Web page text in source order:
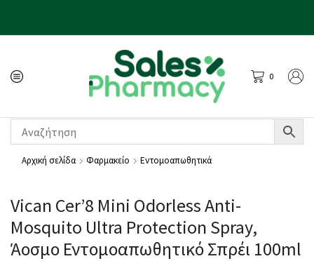
0
Αρχική σελίδα Φαρμακείο Εντομοαπωθητικά
Vican Cer’8 Mini Odorless Anti-
Mosquito Ultra Protection Spray,
Άοσμο Εντομοαπωθητικό Σπρέι 100ml